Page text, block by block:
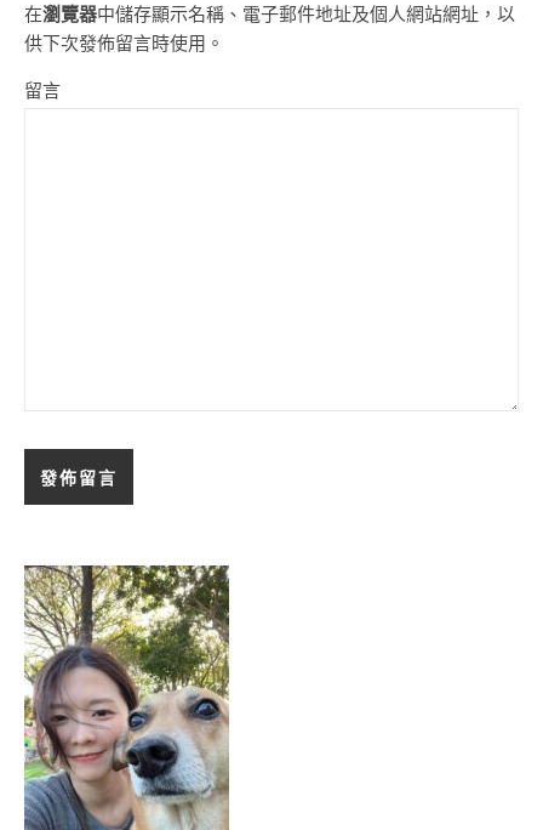
在瀏覽器中儲存顯示名稱、電子郵件地址及個人網站網址，以
供下次發佈留言時使用。
留言